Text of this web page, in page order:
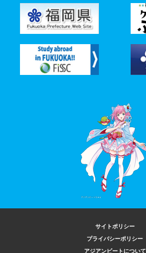
サイトポリシー
プライバシーポリシー
アジアンビートについて